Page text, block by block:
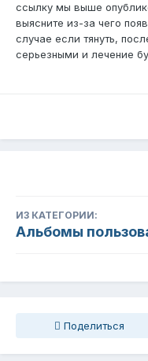
ссылку мы выше
выясните из-за чего
случае если тянуть,
серьезными и лечение
ИЗ КАТЕГОРИИ:
Альбомы
Поделиться